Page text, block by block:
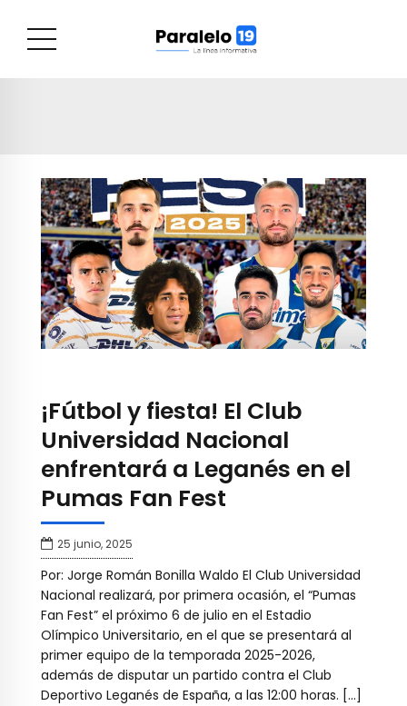
¡Fútbol y fiesta! El Club
Universidad Nacional
enfrentará a Leganés en el
Pumas Fan Fest
25 junio, 2025
Por: Jorge Román Bonilla Waldo El Club Universidad
Nacional realizará, por primera ocasión, el “Pumas
Fan Fest” el próximo 6 de julio en el Estadio
Olímpico Universitario, en el que se presentará al
primer equipo de la temporada 2025-2026,
además de disputar un partido contra el Club
Deportivo Leganés de España, a las 12:00 horas. […]